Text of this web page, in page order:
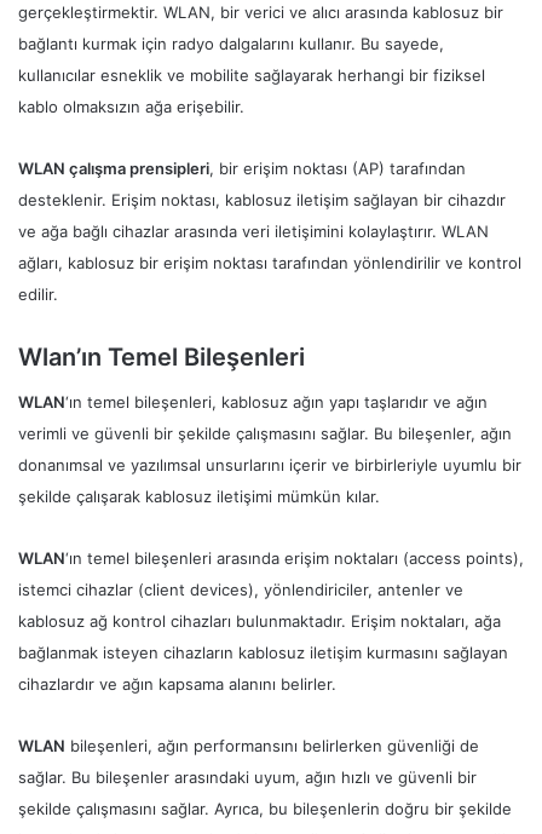
gerçekleştirmektir. WLAN, bir verici ve alıcı arasında kablosuz bir
bağlantı kurmak için radyo dalgalarını kullanır. Bu sayede,
kullanıcılar esneklik ve mobilite sağlayarak herhangi bir fiziksel
kablo olmaksızın ağa erişebilir.
WLAN çalışma prensipleri, bir erişim noktası (AP) tarafından
desteklenir. Erişim noktası, kablosuz iletişim sağlayan bir cihazdır
ve ağa bağlı cihazlar arasında veri iletişimini kolaylaştırır. WLAN
ağları, kablosuz bir erişim noktası tarafından yönlendirilir ve kontrol
edilir.
Wlan’ın Temel Bileşenleri
WLAN‘ın temel bileşenleri, kablosuz ağın yapı taşlarıdır ve ağın
verimli ve güvenli bir şekilde çalışmasını sağlar. Bu bileşenler, ağın
donanımsal ve yazılımsal unsurlarını içerir ve birbirleriyle uyumlu bir
şekilde çalışarak kablosuz iletişimi mümkün kılar.
WLAN‘ın temel bileşenleri arasında erişim noktaları (access points),
istemci cihazlar (client devices), yönlendiriciler, antenler ve
kablosuz ağ kontrol cihazları bulunmaktadır. Erişim noktaları, ağa
bağlanmak isteyen cihazların kablosuz iletişim kurmasını sağlayan
cihazlardır ve ağın kapsama alanını belirler.
WLAN bileşenleri, ağın performansını belirlerken güvenliği de
sağlar. Bu bileşenler arasındaki uyum, ağın hızlı ve güvenli bir
şekilde çalışmasını sağlar. Ayrıca, bu bileşenlerin doğru bir şekilde